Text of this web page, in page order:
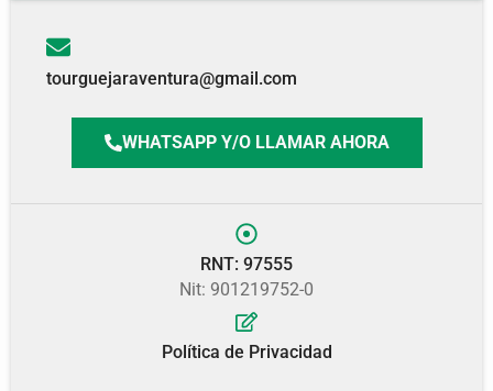
tourguejaraventura@gmail.com
WHATSAPP Y/O LLAMAR AHORA
RNT: 97555
Nit: 901219752-0
Política de Privacidad